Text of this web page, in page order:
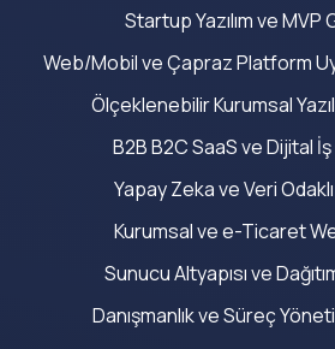
Startup Yazılım ve MVP
Web/Mobil ve Çapraz Platform
Ölçeklenebilir Kurumsal
B2B B2C SaaS ve Dijital
Yapay Zeka ve Veri
Kurumsal ve e-Ticaret
Sunucu Altyapısı ve
Danışmanlık ve Süreç